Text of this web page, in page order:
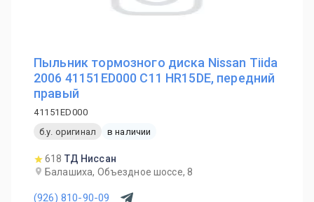
Пыльник тормозного диска Nissan Tiida
2006 41151ED000 C11 HR15DE, передний
правый
41151ED000
б.у. оригинал
в наличии
618 ТД Ниссан
Балашиха, Объездное шоссе, 8
(926) 810-90-09